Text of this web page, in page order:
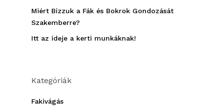
Miért Bízzuk a Fák és Bokrok Gondozását
Szakemberre?
Itt az ideje a kerti munkáknak!
Kategóriák
Fakivágás